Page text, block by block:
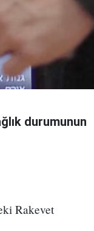
durumunun
Rakevet